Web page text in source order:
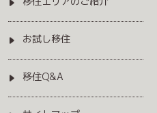
お試し移住
移住Q&A